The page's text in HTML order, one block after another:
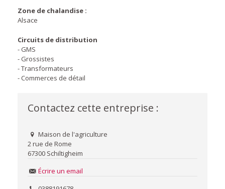
Zone de chalandise :
Alsace
Circuits de distribution
- GMS
- Grossistes
- Transformateurs
- Commerces de détail
Contactez cette entreprise :
Maison de l'agriculture
2 rue de Rome
67300 Schiltigheim
Écrire un email